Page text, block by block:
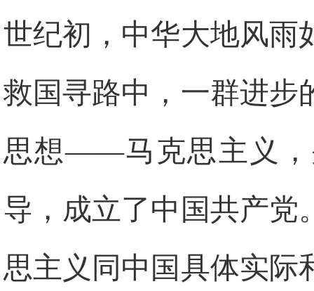
世纪初，中华大地风雨
救国寻路中，一群进步
思想——马克思主义，
导，成立了中国共产党
思主义同中国具体实际